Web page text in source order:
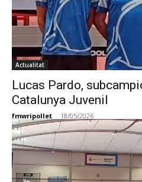
Actualitat
Lucas Pardo,
Catalunya Juvenil
fmwripollet - 18/05/2026